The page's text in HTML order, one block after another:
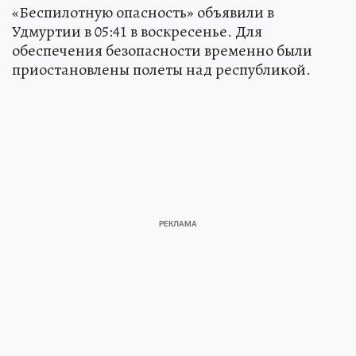
«Беспилотную опасность» объявили в
Удмуртии в 05:41 в воскресенье. Для
обеспечения безопасности временно были
приостановлены полеты над республикой.